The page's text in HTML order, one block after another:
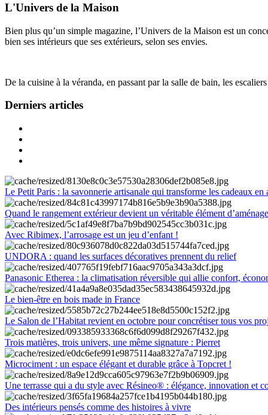
L'Univers de la Maison
Bien plus qu’un simple magazine, l’Univers de la Maison est un
bien ses intérieurs que ses extérieurs, selon ses envies.
De la cuisine à la véranda, en passant par la salle de bain, les
Derniers articles
Le Petit Paris : la savonnerie artisanale qui transforme les cadeaux en
Quand le rangement extérieur devient un véritable élément
Avec Ribimex, l’arrosage est un jeu d’enfant !
UNDORA : quand les surfaces décoratives prennent du relief
Panasonic Etherea : la climatisation réversible qui allie confort,
Le bien-être en bois made in France
Le Salon de l’Habitat revient en octobre pour concrétiser tous vos
Trois matières, trois univers, une même signature : Pierret
Microciment : un espace élégant et durable grâce à Topcret !
Une terrasse qui a du style avec Résineo® : élégance, innovation et
Des intérieurs pensés comme des histoires à vivre